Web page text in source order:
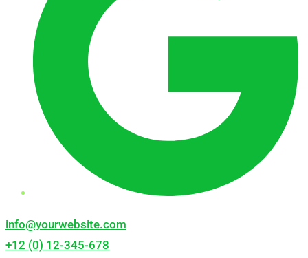
info@yourwebsite.com
+12 (0) 12-345-678